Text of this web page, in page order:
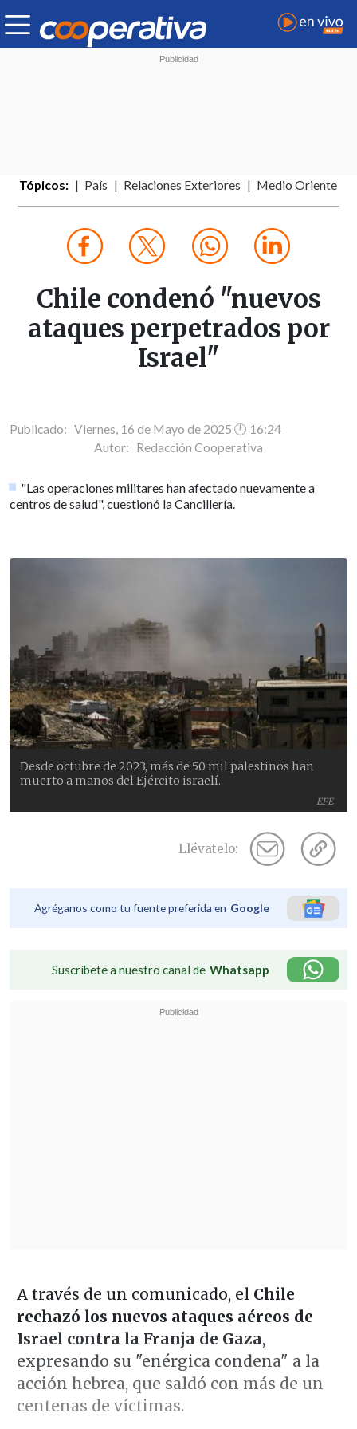
Tópicos: País Relaciones Exteriores Medio Oriente
Chile condenó "nuevos
ataques perpetrados por
Israel"
Publicado: Viernes, 16 de Mayo de 2025 🕐 16:24
Autor: Redacción Cooperativa
"Las operaciones militares han afectado nuevamente a
centros de salud", cuestionó la Cancillería.
EFE
Desde octubre de 2023, más de 50 mil palestinos han
muerto a manos del Ejército israelí.
Llévatelo:
Agréganos como tu fuente preferida en Google
Suscríbete a nuestro canal de Whatsapp
A través de un comunicado, el Chile
rechazó los nuevos ataques aéreos de
Israel contra la Franja de Gaza,
expresando su "enérgica condena" a la
acción hebrea, que saldó con más de un
centenas de víctimas.